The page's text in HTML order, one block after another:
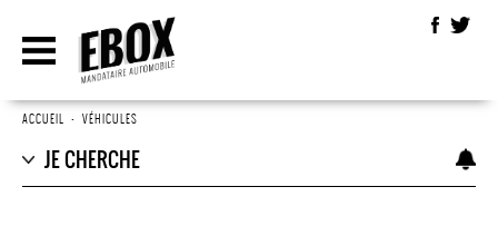
ACCUEIL • VÉHICULES
JE CHERCHE